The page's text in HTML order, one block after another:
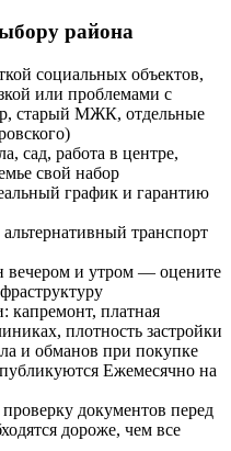
района
социальных объектов,
или проблемами с
старый МЖК, отдельные
сад, работа в центре,
свой набор
график и гарантию
транспорт
вечером и утром — оцените
капремонт, платная
плотность застройки
и обманов при покупке
Ежемесячно на
документов перед
дороже, чем все